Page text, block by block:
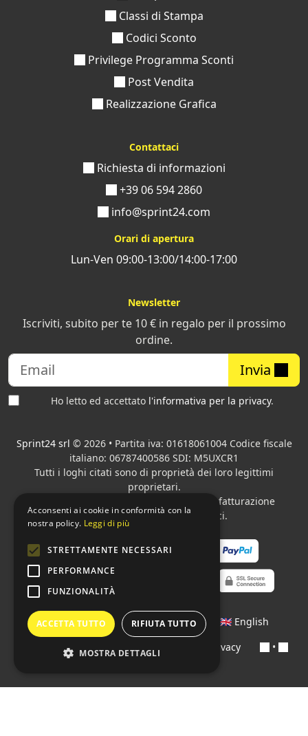
Classi di Stampa
Codici Sconto
Privilege Programma Sconti
Post Vendita
Realizzazione Grafica
Contattaci
Richiesta di informazioni
+39 06 594 2860
info@sprint24.com
Orari di apertura
Lun-Ven 09:00-13:00/14:00-17:00
Newsletter
Iscriviti, subito per te 10 € in regalo per il prossimo
ordine.
Invia
Ho letto ed accettato l'informativa per la privacy.
Sprint24 srl © 2026 • Partita iva: 01618061004 Codice fiscale
italiano: 06787400586 SDI: M5UXCR1
Tutti i loghi citati sono di proprietà dei loro legittimi
proprietari.
adibita alla fatturazione
elettronica per gli Enti pubblici.
Lingue: 🇮🇹 Italiano • 🇫🇷 Français
🇬🇧 English
• Condizioni di pagamento Privacy •
Acconsenti ai cookie in conformità con la
nostra policy. Leggi di più
STRETTAMENTE NECESSARI
PERFORMANCE
FUNZIONALITÀ
ACCETTA TUTTO RIFIUTA TUTTO
MOSTRA DETTAGLI